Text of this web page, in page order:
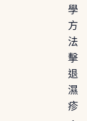
學
方
法
擊
退
濕
疹